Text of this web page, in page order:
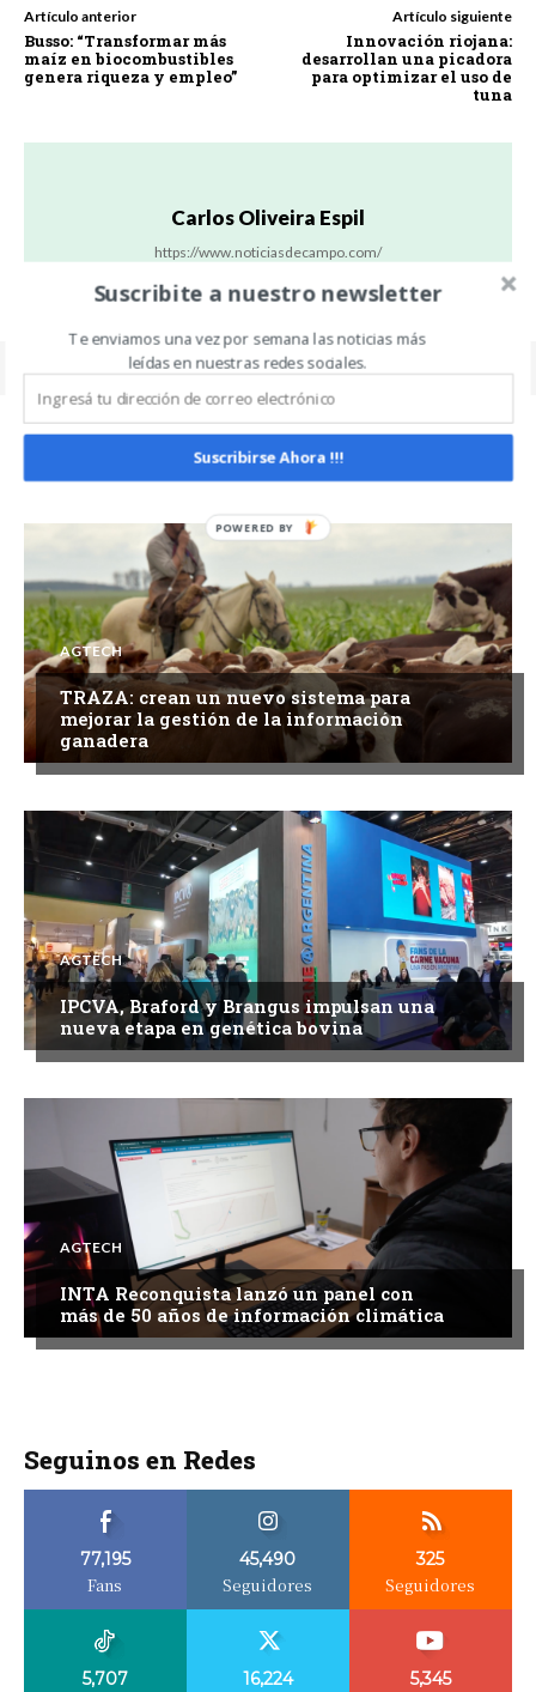
Artículo anterior
Busso: “Transformar más
maíz en biocombustibles
genera riqueza y empleo”
Artículo siguiente
Innovación riojana:
desarrollan una picadora
para optimizar el uso de
tuna
Carlos Oliveira Espil
https://www.noticiasdecampo.com/
Related Articles ALL MÁS
AGTECH
TRAZA: crean un nuevo sistema para
mejorar la gestión de la información
ganadera
AGTECH
IPCVA, Braford y Brangus impulsan una
nueva etapa en genética bovina
AGTECH
INTA Reconquista lanzó un panel con
más de 50 años de información climática
Seguinos en Redes
77,195
Fans
45,490
Seguidores
325
Seguidores
5,707 16,224 5,345
Suscribite a nuestro newsletter
Te enviamos una vez por semana las noticias más
leídas en nuestras redes sociales.
Suscribirse Ahora !!!